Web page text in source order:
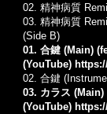
02. 精神病質
03. 精神病質
(Side B)
01. 合鍵 (Main)
(YouTube)
02. 合鍵
03. カラス (Main)
(YouTube)